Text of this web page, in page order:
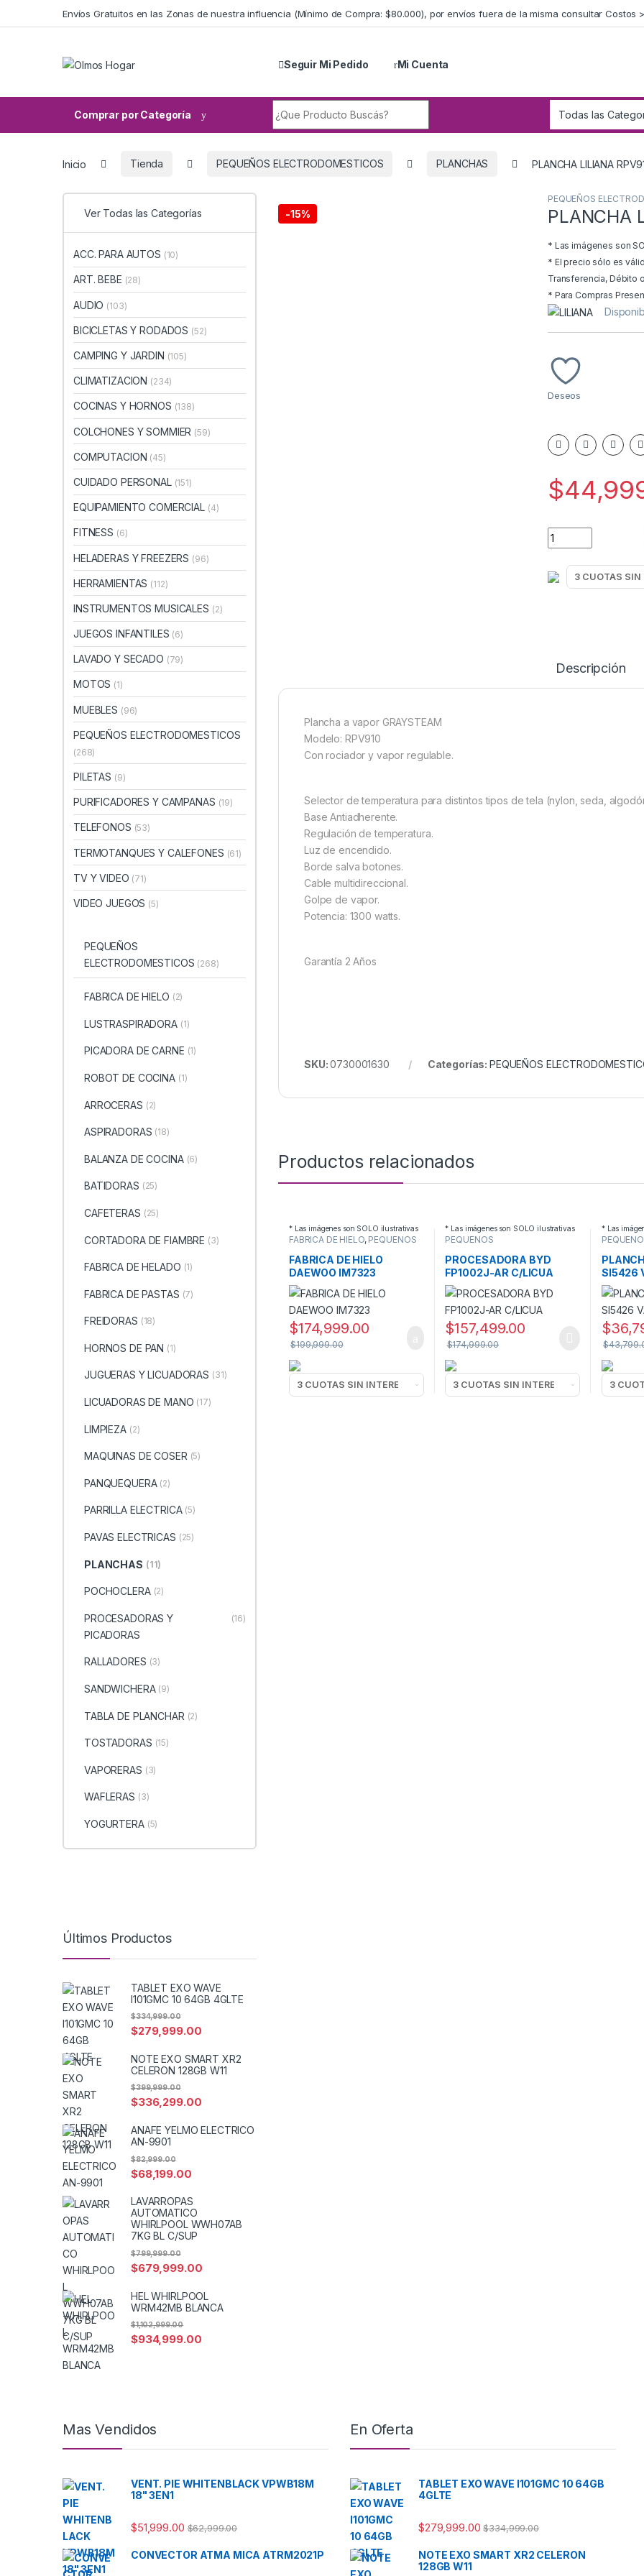
Skip to navigationEnvíos Gratuitos en las Zonas de nuestra influencia (Mínimo de Compra: $80.000), por envíos fuera de la misma consultar Costos
Seguir Mi Pedido Mi Cuenta
Comprar por Categoría
Inicio Tienda PEQUEÑOS ELECTRODOMESTICOS PLANCHAS PLANCHA LILIANA
-15%
PEQUEÑOS
PLANCHA
* Las imágenes son
* El precio sólo es
Transferencia, Débito
* Para Compras
Deseos
$
PLANCHA
Descripción
Plancha a vapor GRAYSTEAM
Modelo: RPV910
Con rociador y vapor regulable.
Selector de temperatura para distintos tipos de tela (nylon, seda,
Base Antiadherente.
Regulación de temperatura.
Luz de encendido.
Borde salva botones.
Cable multidireccional.
Golpe de vapor.
Potencia: 1300 watts.
Garantía 2 Años
SKU:0730001630 Categorías: PEQUEÑOS
Productos relacionados
* Las imágenes son SOLO ilustrativas
FABRICA DE HIELO, PEQUEÑOS
FABRICA DE HIELO
DAEWOO IM7323
$174,999.00
$199,999.00
* Las imágenes son SOLO ilustrativas
PEQUEÑOS
PROCESADORAS Y PICADORAS
PROCESADORA BYD
FP1002J-AR C/LICUA
$157,499.00
$174,999.00
* Las
SI5426
$
$
Ver Todas las Categorías
ACC. PARA AUTOS (10)
ART. BEBE (28)
AUDIO (103)
BICICLETAS Y RODADOS (52)
CAMPING Y JARDIN (105)
CLIMATIZACION (234)
COCINAS Y HORNOS (138)
COLCHONES Y SOMMIER (59)
COMPUTACION (45)
CUIDADO PERSONAL (151)
EQUIPAMIENTO COMERCIAL (4)
FITNESS (6)
HELADERAS Y FREEZERS (96)
HERRAMIENTAS (112)
INSTRUMENTOS MUSICALES (2)
JUEGOS INFANTILES (6)
LAVADO Y SECADO (79)
MOTOS (1)
MUEBLES (96)
PEQUEÑOS ELECTRODOMESTICOS
(268)
PILETAS (9)
PURIFICADORES Y CAMPANAS (19)
TELEFONOS (53)
TERMOTANQUES Y CALEFONES (61)
TV Y VIDEO (71)
VIDEO JUEGOS (5)
PEQUEÑOS
ELECTRODOMESTICOS (268)
FABRICA DE HIELO (2)
LUSTRASPIRADORA (1)
PICADORA DE CARNE (1)
ROBOT DE COCINA (1)
ARROCERAS (2)
ASPIRADORAS (18)
BALANZA DE COCINA (6)
BATIDORAS (25)
CAFETERAS (25)
CORTADORA DE FIAMBRE (3)
FABRICA DE HELADO (1)
FABRICA DE PASTAS (7)
FREIDORAS (18)
HORNOS DE PAN (1)
JUGUERAS Y LICUADORAS (31)
LICUADORAS DE MANO (17)
LIMPIEZA (2)
MAQUINAS DE COSER (5)
PANQUEQUERA (2)
PARRILLA ELECTRICA (5)
PAVAS ELECTRICAS (25)
PLANCHAS (11)
POCHOCLERA (2)
PROCESADORAS Y
PICADORAS
(16)
RALLADORES (3)
SANDWICHERA (9)
TABLA DE PLANCHAR (2)
TOSTADORAS (15)
VAPORERAS (3)
WAFLERAS (3)
YOGURTERA (5)
Últimos Productos
TABLET EXO WAVE
I101GMC 10 64GB 4GLTE
$279,999.00
$334,999.00
NOTE EXO SMART XR2
CELERON 128GB W11
$336,299.00
$399,999.00
ANAFE YELMO ELECTRICO
AN-9901
$68,199.00
$82,999.00
LAVARROPAS
AUTOMATICO
WHIRLPOOL WWH07AB
7KG BL C/SUP
$679,999.00
$799,999.00
HEL WHIRLPOOL
WRM42MB BLANCA
$934,999.00
$1,102,999.00
Mas Vendidos
VENT. PIE WHITENBLACK VPWB18M
18" 3EN1
$51,999.00 $62,999.00
CONVECTOR ATMA MICA ATRM2021P
En Oferta
TABLET EXO WAVE I101GMC 10 64GB
4GLTE
$279,999.00 $334,999.00
NOTE EXO SMART XR2 CELERON
128GB W11